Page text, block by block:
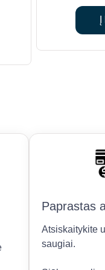
€855.00.
Paprastas
Atsiskaitykite
saugiai.